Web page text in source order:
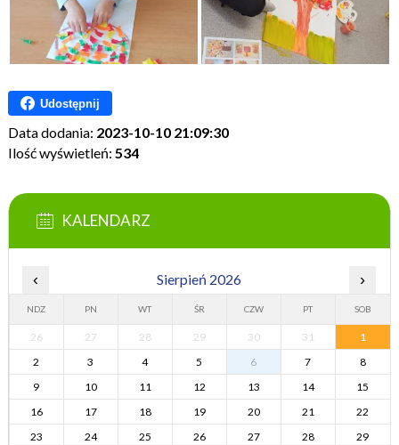
Udostępnij
Data dodania: 2023-10-10 21:09:30
Ilość wyświetleń: 534
KALENDARZ
‹ Sierpień 2026 ›
NDZ PN WT ŚR CZW PT SOB
26 27 28 29 30 31
1
2
3 4 5 6 7
8
9
10 11 12 13 14
15
16
17 18 19 20 21
22
23
24 25 26 27 28
29